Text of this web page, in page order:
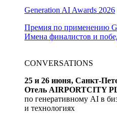
Generation AI Awards 2026
Премия по применению
Имена финалистов и
CONVERSATIONS
25 и 26 июня, Санкт-
Отель AIRPORTCITY
по генеративному AI в
и технологиях